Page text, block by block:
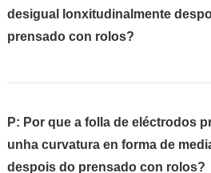
desigual lonxitudinalmente
prensado con rolos?
P: Por que a folla de eléctrodos
unha curvatura en forma de
despois do prensado con rolos?